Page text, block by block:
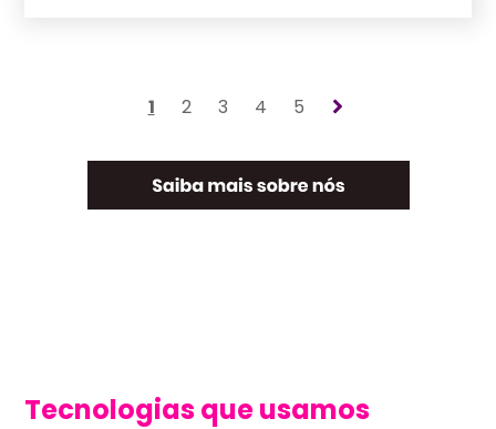
1 2 3 4 5
Tecnologias que usamos